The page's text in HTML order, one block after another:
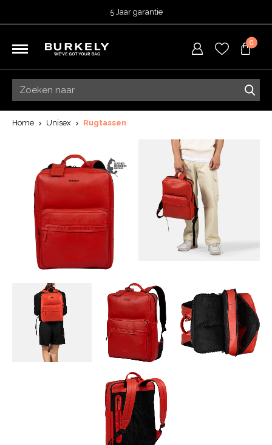
5 Jaar garantie
Besteld voor 15:00 = vandaag verzonden.
0
Home Unisex Rugtassen